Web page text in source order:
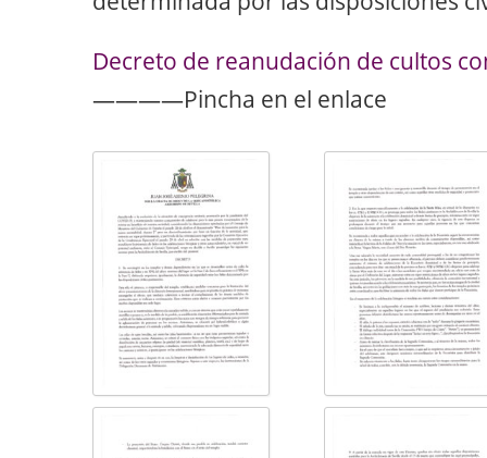
Decreto de reanudación de cultos
————Pincha en el enlace